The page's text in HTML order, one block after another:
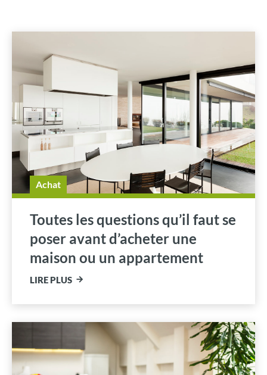
Achat
Toutes les questions qu’il faut se
poser avant d’acheter une
maison ou un appartement
LIRE PLUS